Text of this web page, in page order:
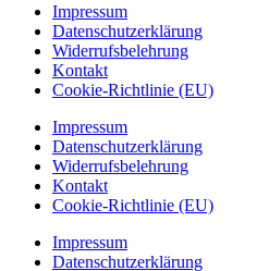
Impressum
Datenschutzerklärung
Widerrufsbelehrung
Kontakt
Cookie-Richtlinie (EU)
Impressum
Datenschutzerklärung
Widerrufsbelehrung
Kontakt
Cookie-Richtlinie (EU)
Impressum
Datenschutzerklärung